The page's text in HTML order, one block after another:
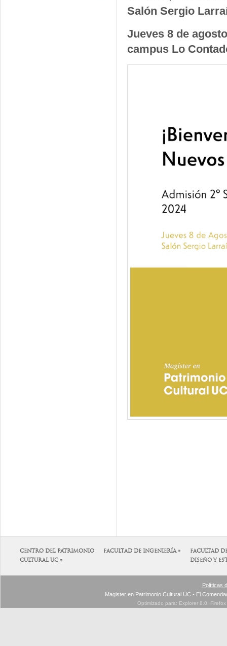
Salón Sergio
Jueves 8 de
campus Lo
CENTRO DEL PATRIMONIO
CULTURAL UC »
FACULTAD DE INGENIERÍA »
FACULTAD
DISEÑO Y
Políticas
Magister en Patrimonio Cultural UC - El
Optimizado para: Explorer 8.0,